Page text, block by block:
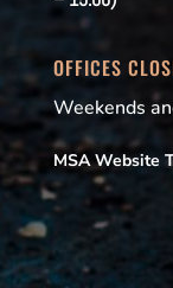
OFFICES
Weekends
MSA Website